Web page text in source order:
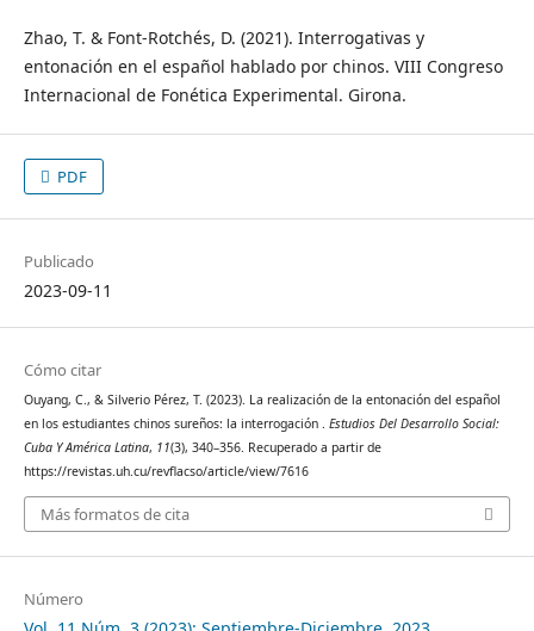
Zhao, T. & Font-Rotchés, D. (2021). Interrogativas y
entonación en el español hablado por chinos. VIII Congreso
Internacional de Fonética Experimental. Girona.
PDF
Publicado
2023-09-11
Cómo citar
Ouyang, C., & Silverio Pérez, T. (2023). La realización de la entonación del español
en los estudiantes chinos sureños: la interrogación . Estudios Del Desarrollo Social:
Cuba Y América Latina, 11(3), 340–356. Recuperado a partir de
https://revistas.uh.cu/revflacso/article/view/7616
Más formatos de cita
Número